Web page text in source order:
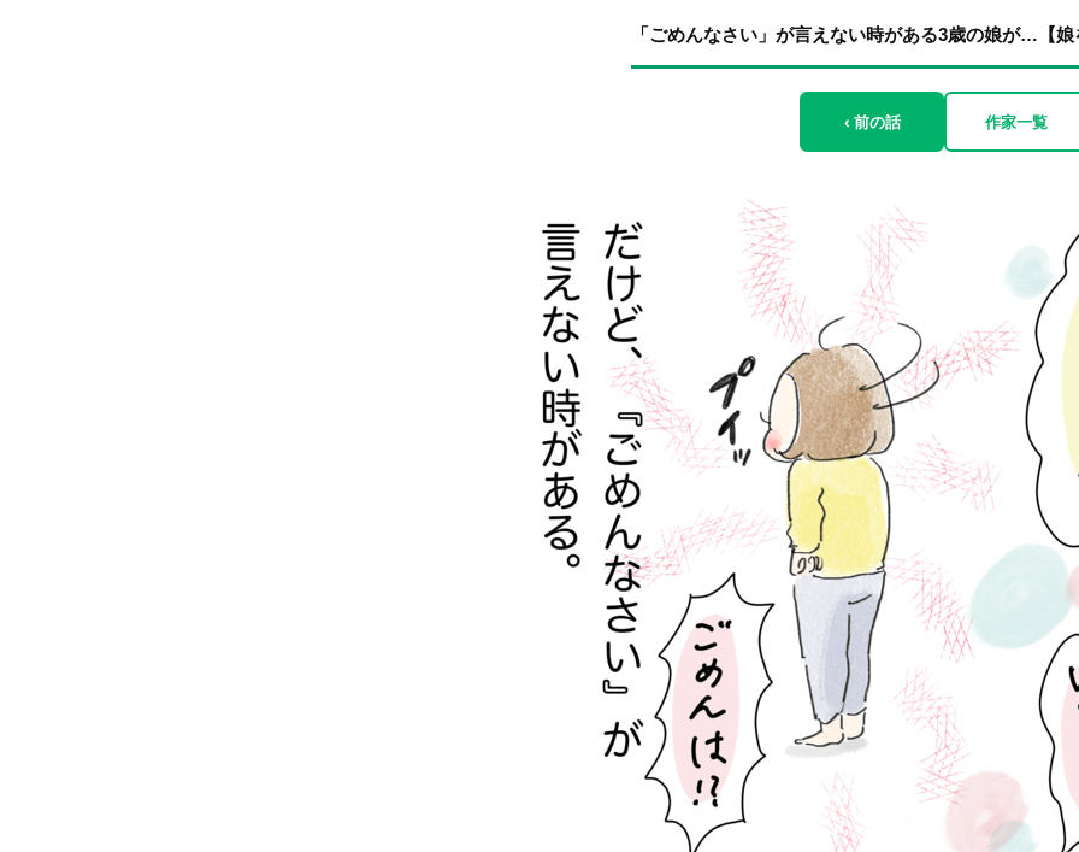
「ごめんなさい」が言えない時がある3歳の娘が…【
‹ 前の話 作家一覧